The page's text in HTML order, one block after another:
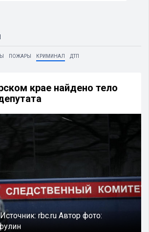
ПОЖАРЫ КРИМИНАЛ ДТП
крае найдено тело
Источник:rbc.ru Автор фото: